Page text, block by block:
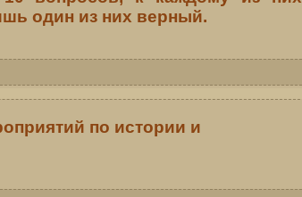
один из них верный.
по истории и